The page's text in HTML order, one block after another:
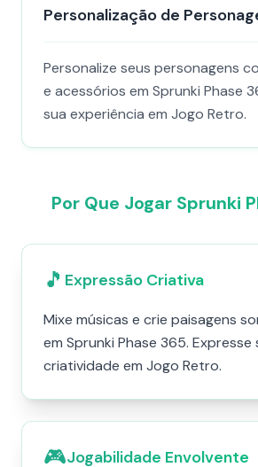
Personalização de
Personalize seus personagens
e acessórios em Sprunki Phase
sua experiência em Jogo Retro.
Por Que Jogar Sprunki
🎵 Expressão Criativa
Mixe músicas e crie paisagens
em Sprunki Phase 365. Expresse
criatividade em Jogo Retro.
🎮Jogabilidade Envolvente